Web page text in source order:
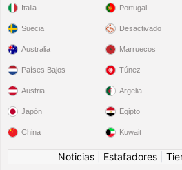
Italia
Suecia
Portugal
Desactivado
Australia
Países Bajos
Austria
Japón
China
Marruecos
Túnez
Argelia
Egipto
Kuwait
Noticias Estafadores